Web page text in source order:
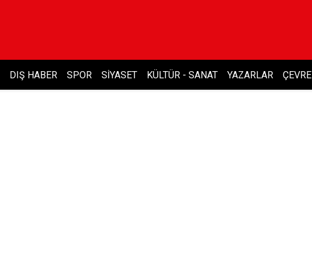
DIŞ HABER SPOR SIYASET KÜLTÜR - SANAT YAZARLAR ÇEVRE